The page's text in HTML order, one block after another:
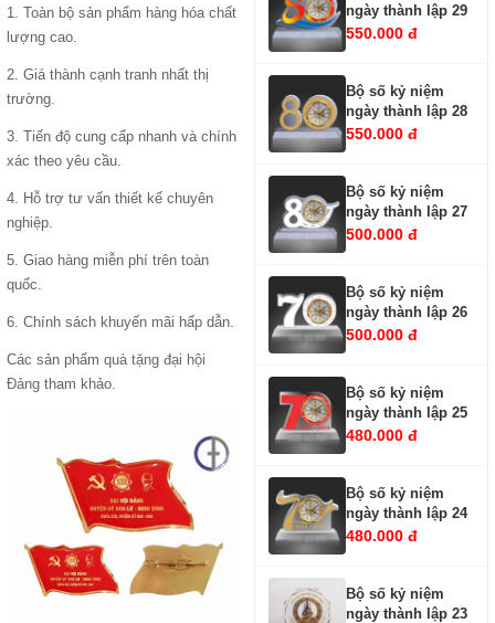
1. Toàn bộ sản phẩm hàng hóa chất
lượng cao.
2. Giá thành cạnh tranh nhất thị
trường.
3. Tiến độ cung cấp nhanh và chính
xác theo yêu cầu.
4. Hỗ trợ tư vấn thiết kế chuyên
nghiệp.
5. Giao hàng miễn phí trên toàn
quốc.
6. Chính sách khuyến mãi hấp dẫn.
Các sản phẩm quà tặng đại hội
Đảng tham khảo.
ngày thành lập 29
550.000 đ
Bộ số kỷ niệm
ngày thành lập 28
550.000 đ
Bộ số kỷ niệm
ngày thành lập 27
500.000 đ
Bộ số kỷ niệm
ngày thành lập 26
500.000 đ
Bộ số kỷ niệm
ngày thành lập 25
480.000 đ
Bộ số kỷ niệm
ngày thành lập 24
480.000 đ
Bộ số kỷ niệm
ngày thành lập 23